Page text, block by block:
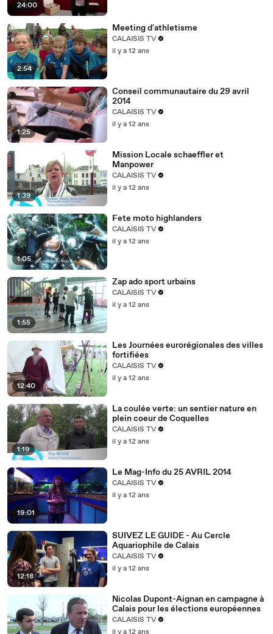
24:00
2:54
Meeting d'athletisme
CALAISIS TV
il y a 12 ans
1:25
Conseil communautaire du 29 avril
2014
CALAISIS TV
il y a 12 ans
1:39
Mission Locale schaeffler et
Manpower
CALAISIS TV
il y a 12 ans
1:05
Fete moto highlanders
CALAISIS TV
il y a 12 ans
1:55
Zap ado sport urbains
CALAISIS TV
il y a 12 ans
12:40
Les Journées eurorégionales des villes
fortifiées
CALAISIS TV
il y a 12 ans
1:19
La coulée verte: un sentier nature en
plein coeur de Coquelles
CALAISIS TV
il y a 12 ans
19:01
Le Mag-Info du 25 AVRIL 2014
CALAISIS TV
il y a 12 ans
12:18
SUIVEZ LE GUIDE - Au Cercle
Aquariophile de Calais
CALAISIS TV
il y a 12 ans
Nicolas Dupont-Aignan en campagne à
Calais pour les élections européennes
CALAISIS TV